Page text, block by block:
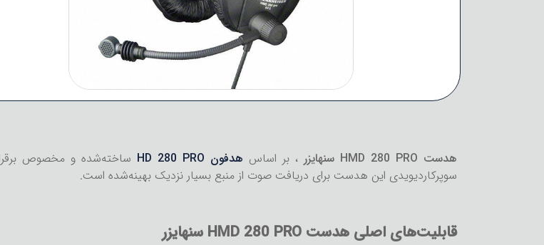
هدست HMD 280 PRO سنهایزر ، بر اساس هدفون HD 280 PRO
ساخته‌شده و مخصوص
سوپرکاردیویدی این هدست برای دریافت صوت از منبع بسیار نزدیک بهینه‌شده است.
قابلیت‌های اصلی هدست HMD 280 PRO سنهایزر